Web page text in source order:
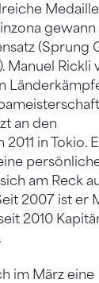
gewann
(Sprung
Manuel Rickli
an den
in Tokio.
am Reck
2007 ist er
2010
im März eine